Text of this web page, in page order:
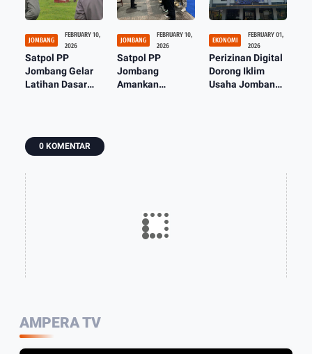
JOMBANG
FEBRUARY 10,
2026
Satpol PP
Jombang Gelar
Latihan Dasar
JOMBANG
FEBRUARY 10,
2026
Satpol PP
Jombang
Amankan
EKONOMI
FEBRUARY 01,
2026
Perizinan Digital
Dorong Iklim
Usaha Jombang,
0 KOMENTAR
AMPERA TV